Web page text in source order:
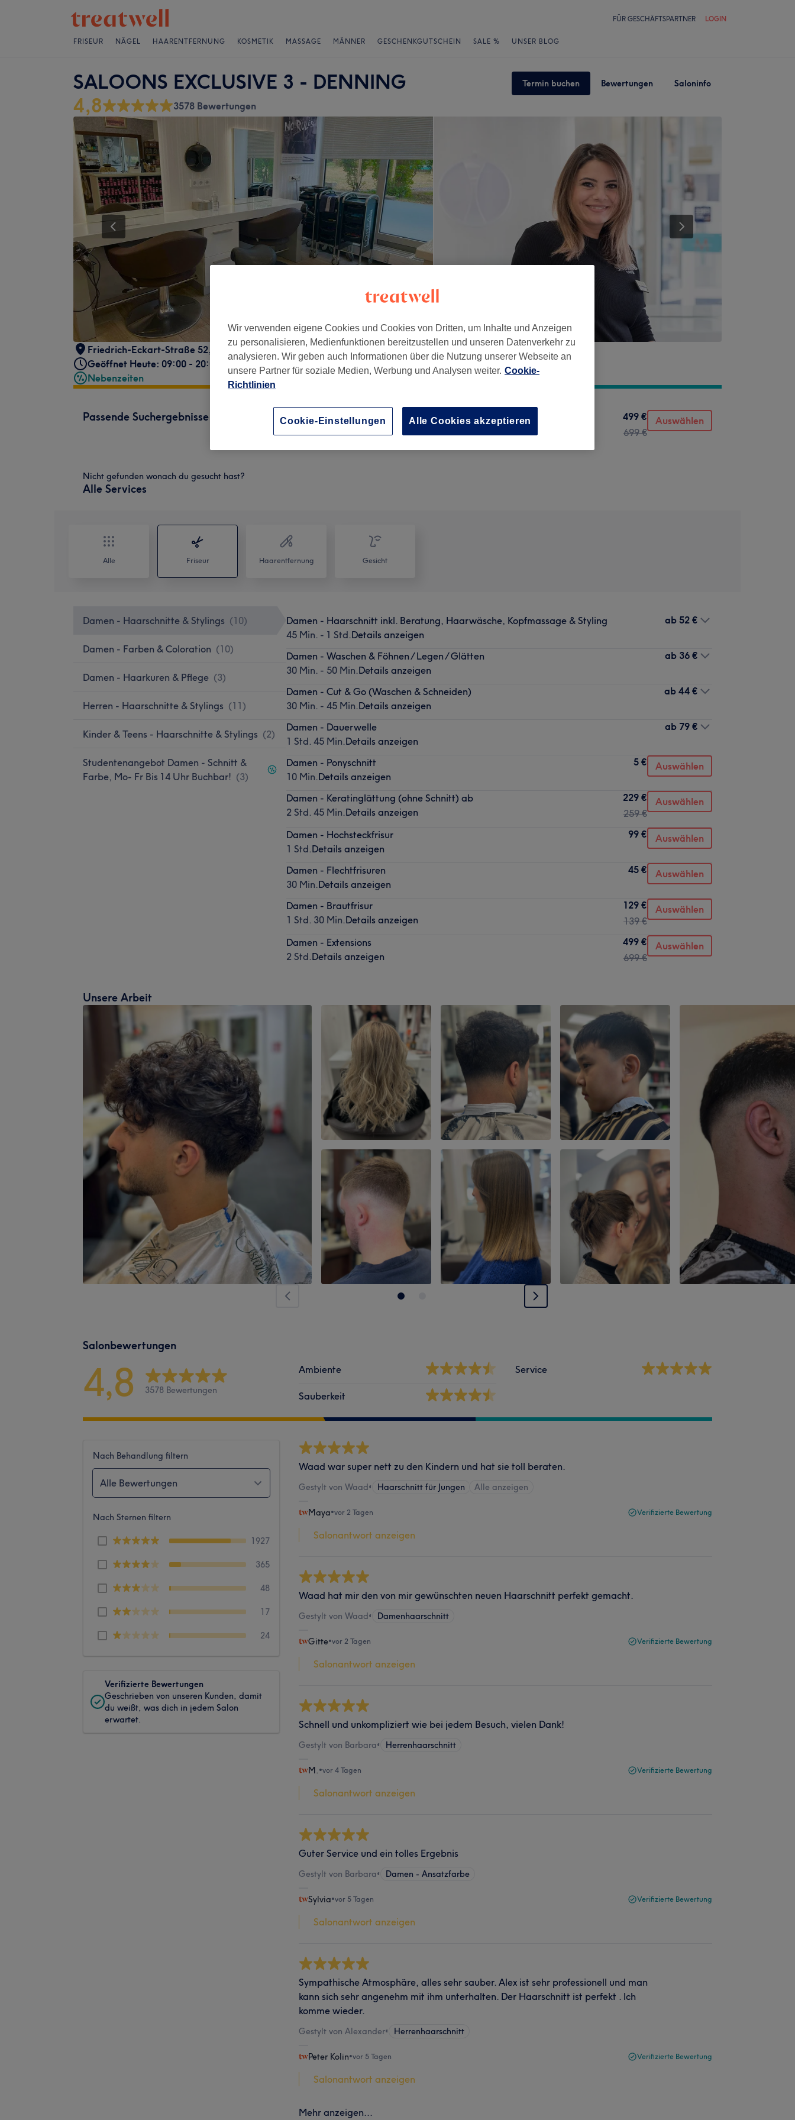
FÜR GESCHÄFTSPARTNER LOGIN
FRISEUR NÄGEL HAARENTFERNUNG KOSMETIK MASSAGE MÄNNER GESCHENKGUTSCHEIN SALE % UNSER BLOG
SALOONS EXCLUSIVE 3 - DENNING Termin buchen Bewertungen Saloninfo
4,8 3578 Bewertungen
Friedrich-Eckart-Straße 52, München, Bogenhausen, 81929 - Gehört zu Saloons
Geöffnet Heute: 09:00 - 20:00
Nebenzeiten
Passende Suchergebnisse
Damen - Extensions
499 €
699 €
Auswählen
Nicht gefunden wonach du gesucht hast?
Alle Services
Alle Friseur Haarentfernung Gesicht
Damen - Haarschnitte & Stylings (10)
Damen - Farben & Coloration (10)
Damen - Haarkuren & Pflege (3)
Herren - Haarschnitte & Stylings (11)
Kinder & Teens - Haarschnitte & Stylings (2)
Studentenangebot Damen - Schnitt &
Farbe, Mo- Fr Bis 14 Uhr Buchbar! (3)
Damen - Haarschnitt inkl. Beratung, Haarwäsche, Kopfmassage & Styling
45 Min. - 1 Std.Details anzeigen
ab 52 €
Damen - Waschen & Föhnen / Legen / Glätten
30 Min. - 50 Min.Details anzeigen
ab 36 €
Damen - Cut & Go (Waschen & Schneiden)
30 Min. - 45 Min.Details anzeigen
ab 44 €
Damen - Dauerwelle
1 Std. 45 Min.Details anzeigen
ab 79 €
Damen - Ponyschnitt
10 Min.Details anzeigen
5 € Auswählen
Damen - Keratinglättung (ohne Schnitt) ab
2 Std. 45 Min.Details anzeigen
229 €
259 €
Auswählen
Damen - Hochsteckfrisur
1 Std.Details anzeigen
99 € Auswählen
Damen - Flechtfrisuren
30 Min.Details anzeigen
45 € Auswählen
Damen - Brautfrisur
1 Std. 30 Min.Details anzeigen
129 €
139 €
Auswählen
Damen - Extensions
2 Std.Details anzeigen
499 €
699 €
Auswählen
Unsere Arbeit
Salonbewertungen
4,8 3578 Bewertungen
Ambiente
Sauberkeit
Service
Nach Behandlung filtern
Alle Bewertungen
Nach Sternen filtern
1927
365
48
17
24
Verifizierte Bewertungen
Geschrieben von unseren Kunden, damit
du weißt, was dich in jedem Salon
erwartet.
Waad war super nett zu den Kindern und hat sie toll beraten.
Gestylt von Waad• Haarschnitt für Jungen Alle anzeigen
Maya•vor 2 Tagen Verifizierte Bewertung
Salonantwort anzeigen
Waad hat mir den von mir gewünschten neuen Haarschnitt perfekt gemacht.
Gestylt von Waad• Damenhaarschnitt
Gitte•vor 2 Tagen Verifizierte Bewertung
Salonantwort anzeigen
Schnell und unkompliziert wie bei jedem Besuch, vielen Dank!
Gestylt von Barbara• Herrenhaarschnitt
M. •vor 4 Tagen Verifizierte Bewertung
Salonantwort anzeigen
Guter Service und ein tolles Ergebnis
Gestylt von Barbara• Damen - Ansatzfarbe
Sylvia•vor 5 Tagen Verifizierte Bewertung
Salonantwort anzeigen
Sympathische Atmosphäre, alles sehr sauber. Alex ist sehr professionell und man
kann sich sehr angenehm mit ihm unterhalten. Der Haarschnitt ist perfekt . Ich
komme wieder.
Gestylt von Alexander• Herrenhaarschnitt
Peter Kolin•vor 5 Tagen Verifizierte Bewertung
Salonantwort anzeigen
Mehr anzeigen...
Wir verwenden eigene Cookies und Cookies von Dritten, um Inhalte und Anzeigen
zu personalisieren, Medienfunktionen bereitzustellen und unseren Datenverkehr zu
analysieren. Wir geben auch Informationen über die Nutzung unserer Webseite an
unsere Partner für soziale Medien, Werbung und Analysen weiter. Cookie-
Richtlinien
Cookie-Einstellungen Alle Cookies akzeptieren